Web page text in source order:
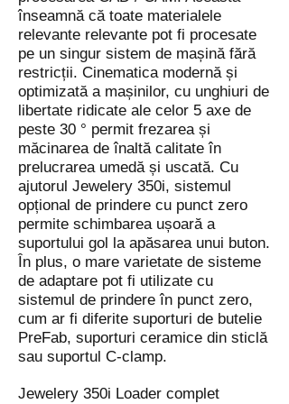
înseamnă că toate materialele
relevante relevante pot fi procesate
pe un singur sistem de mașină fără
restricții. Cinematica modernă și
optimizată a mașinilor, cu unghiuri de
libertate ridicate ale celor 5 axe de
peste 30 ° permit frezarea și
măcinarea de înaltă calitate în
prelucrarea umedă și uscată. Cu
ajutorul Jewelery 350i, sistemul
opțional de prindere cu punct zero
permite schimbarea ușoară a
suportului gol la apăsarea unui buton.
În plus, o mare varietate de sisteme
de adaptare pot fi utilizate cu
sistemul de prindere în punct zero,
cum ar fi diferite suporturi de butelie
PreFab, suporturi ceramice din sticlă
sau suportul C-clamp.
Jewelery 350i Loader complet